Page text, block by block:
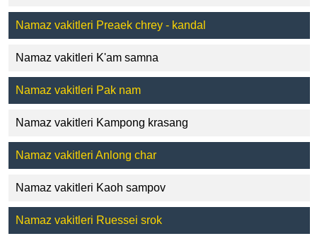
Namaz vakitleri Preaek chrey - kandal
Namaz vakitleri K'am samna
Namaz vakitleri Pak nam
Namaz vakitleri Kampong krasang
Namaz vakitleri Anlong char
Namaz vakitleri Kaoh sampov
Namaz vakitleri Ruessei srok